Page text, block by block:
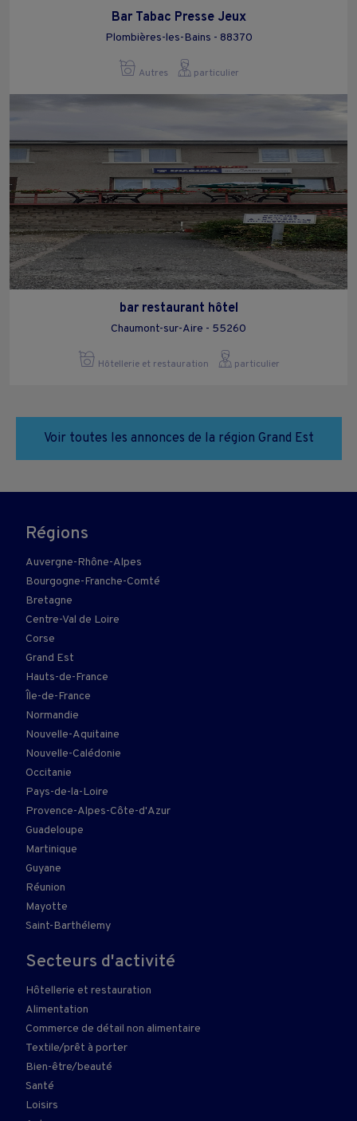
Bar Tabac Presse Jeux
Plombières-les-Bains - 88370
Autres particulier
bar restaurant hôtel
Chaumont-sur-Aire - 55260
Hôtellerie et restauration particulier
Voir toutes les annonces de la région Grand Est
Régions
Auvergne-Rhône-Alpes
Bourgogne-Franche-Comté
Bretagne
Centre-Val de Loire
Corse
Grand Est
Hauts-de-France
Île-de-France
Normandie
Nouvelle-Aquitaine
Nouvelle-Calédonie
Occitanie
Pays-de-la-Loire
Provence-Alpes-Côte-d'Azur
Guadeloupe
Martinique
Guyane
Réunion
Mayotte
Saint-Barthélemy
Secteurs d'activité
Hôtellerie et restauration
Alimentation
Commerce de détail non alimentaire
Textile/prêt à porter
Bien-être/beauté
Santé
Loisirs